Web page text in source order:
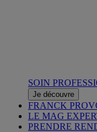
SOIN
Je découvre
FRANCK
LE MAG
PRENDRE